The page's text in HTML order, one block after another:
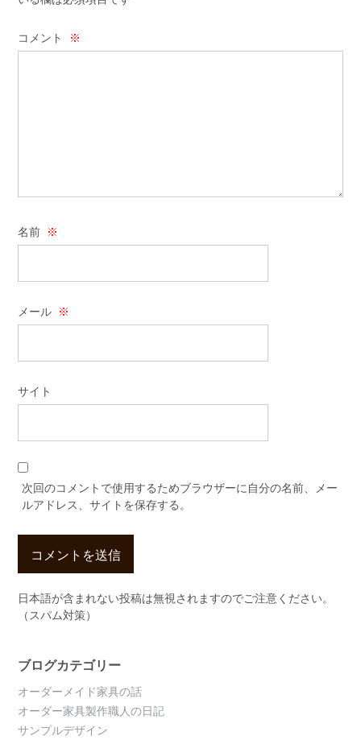
コメント ※
名前 ※
メール ※
サイト
次回のコメントで使用するためブラウザーに自分の名前、メー
ルアドレス、サイトを保存する。
日本語が含まれない投稿は無視されますのでご注意ください。
（スパム対策）
ブログカテゴリー
オーダーメイド家具の話
オーダー家具製作職人の日記
サンプルデザイン